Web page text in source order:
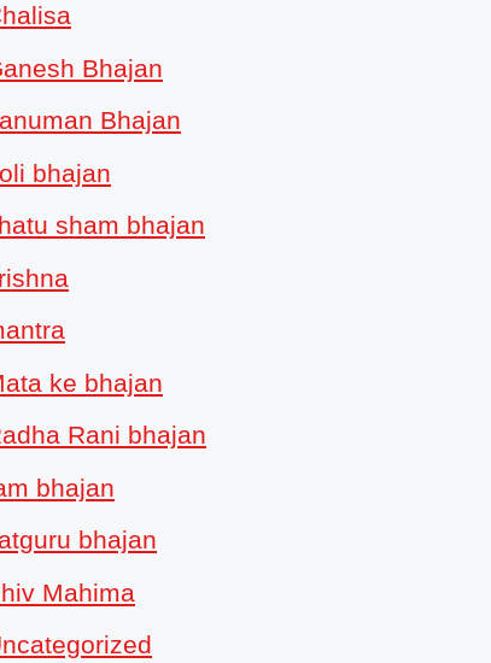
Bhajan
Bhajan
bhajan
sham bhajan
ke bhajan
Rani bhajan
bhajan
bhajan
Mahima